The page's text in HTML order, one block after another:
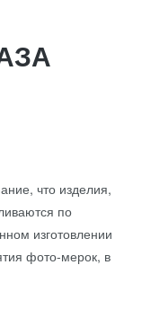
что изделия,
по
изготовлении
фото-мерок, в